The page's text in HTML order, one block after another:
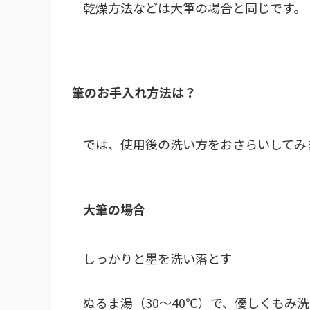
乾燥方法などは大筆の場合と同じです。
筆のお手入れ方法は？
では、使用後の洗い方をおさらいしてみ
大筆の場合
しっかりと墨を洗い落とす
ぬるま湯（30〜40℃）で、優しくもみ洗